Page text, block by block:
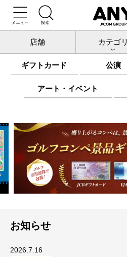
店舗 カテゴリ
トップ チケットポートトップ
ギフトカード 公演
アート・イベント
お知らせ
2026.7.16